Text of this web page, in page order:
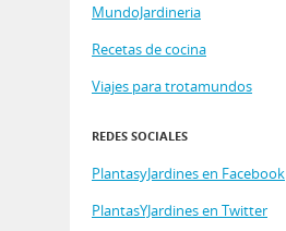
MundoJardineria
Recetas de cocina
Viajes para trotamundos
REDES SOCIALES
PlantasyJardines en Facebook
PlantasYJardines en Twitter